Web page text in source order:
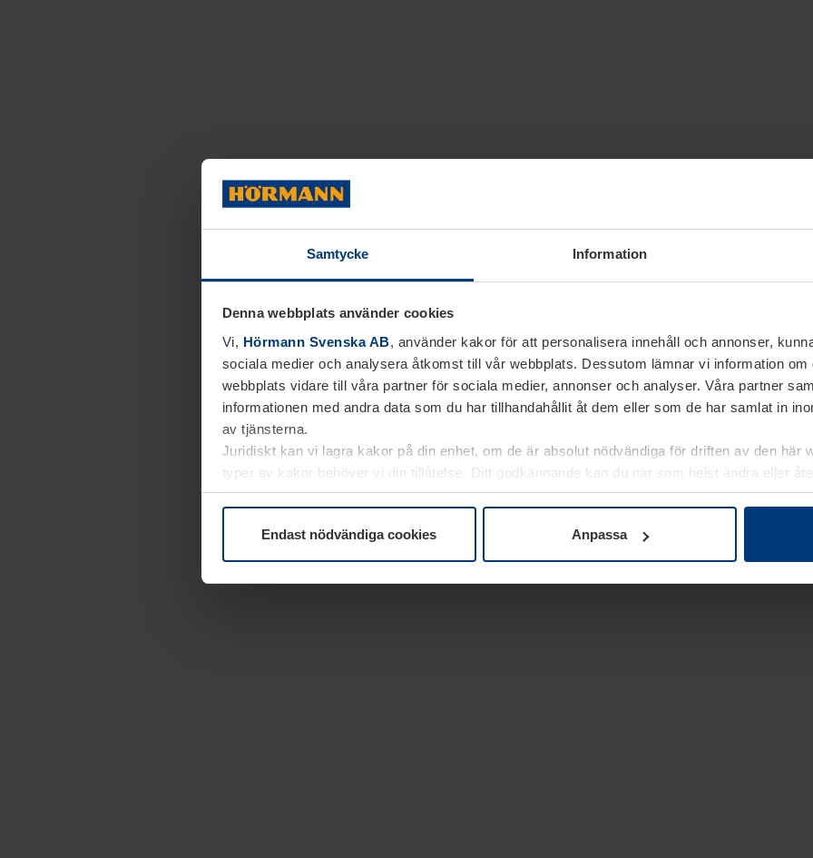
Samtycke Information
Denna webbplats använder cookies
Vi, Hörmann Svenska AB, använder kakor för att personalisera innehåll och annonser,
sociala medier och analysera åtkomst till vår webbplats. Dessutom lämnar vi information om
webbplats vidare till våra partner för sociala medier, annonser och analyser. Våra partner
informationen med andra data som du har tillhandahållit åt dem eller som de har samlat in
av tjänsterna.
Juridiskt kan vi lagra kakor på din enhet, om de är absolut nödvändiga för driften av den här
typer av kakor behöver vi din tillåtelse. Ditt godkännande kan du när som helst ändra eller
kakor underDataskyddsförklaringpå vår webbplats.
Endast nödvändiga cookies Anpassa